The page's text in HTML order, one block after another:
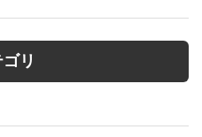
リ